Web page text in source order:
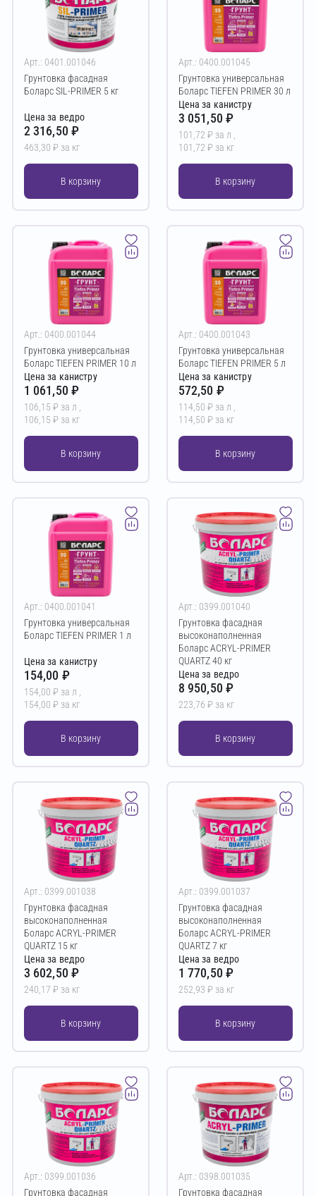
Арт.: 0401.001046
Грунтовка фасадная
Боларс SIL-PRIMER 5 кг
Цена за ведро
2 316,50 ₽
463,30 ₽ за кг
В корзину
Арт.: 0400.001045
Грунтовка универсальная
Боларс TIEFEN PRIMER 30 л
Цена за канистру
3 051,50 ₽
101,72 ₽ за л ,
101,72 ₽ за кг
В корзину
Арт.: 0400.001044
Грунтовка универсальная
Боларс TIEFEN PRIMER 10 л
Цена за канистру
1 061,50 ₽
106,15 ₽ за л ,
106,15 ₽ за кг
В корзину
Арт.: 0400.001043
Грунтовка универсальная
Боларс TIEFEN PRIMER 5 л
Цена за канистру
572,50 ₽
114,50 ₽ за л ,
114,50 ₽ за кг
В корзину
Арт.: 0400.001041
Грунтовка универсальная
Боларс TIEFEN PRIMER 1 л
Цена за канистру
154,00 ₽
154,00 ₽ за л ,
154,00 ₽ за кг
В корзину
Арт.: 0399.001040
Грунтовка фасадная
высоконаполненная
Боларс ACRYL-PRIMER
QUARTZ 40 кг
Цена за ведро
8 950,50 ₽
223,76 ₽ за кг
В корзину
Арт.: 0399.001038
Грунтовка фасадная
высоконаполненная
Боларс ACRYL-PRIMER
QUARTZ 15 кг
Цена за ведро
3 602,50 ₽
240,17 ₽ за кг
В корзину
Арт.: 0399.001037
Грунтовка фасадная
высоконаполненная
Боларс ACRYL-PRIMER
QUARTZ 7 кг
Цена за ведро
1 770,50 ₽
252,93 ₽ за кг
В корзину
Арт.: 0399.001036
Грунтовка фасадная
Арт.: 0398.001035
Грунтовка фасадная